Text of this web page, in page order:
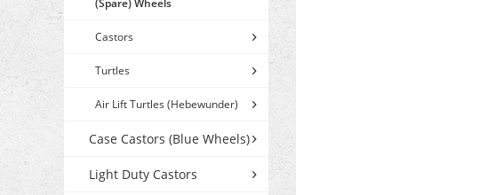
(Spare) Wheels
Castors
Turtles
Air Lift Turtles (Hebewunder)
Case Castors (Blue Wheels)
Light Duty Castors